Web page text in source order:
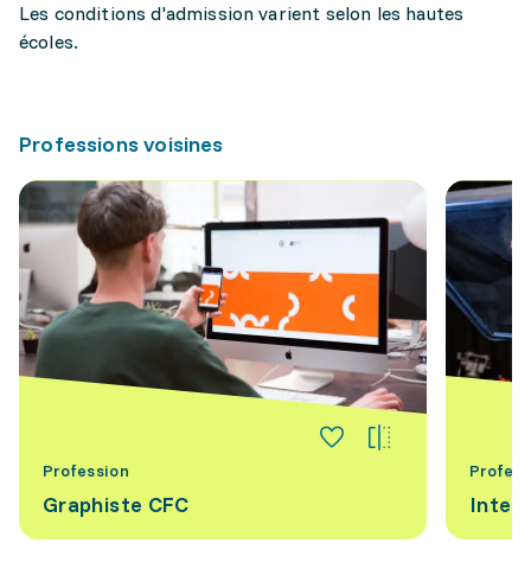
Les conditions d'admission varient selon les hautes
écoles.
Professions voisines
Profession
Graphiste CFC